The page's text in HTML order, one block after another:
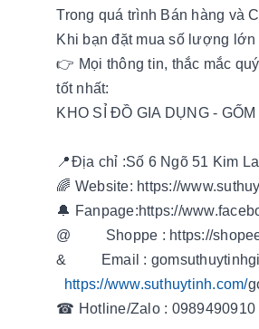
Trong quá trình Bán hàng và
Khi bạn đặt mua số lượng
👉 Mọi thông tin, thắc mắc
tốt nhất:
KHO SỈ ĐỒ GIA DỤNG -
📍Địa chỉ :Số 6 Ngõ 51 Kim
🌈 Website: https://
🔔 Fanpage:https://
@ Shoppe : https://
& Email :
https://www.suthuytinh.com/
☎ Hotline/Zalo : 0989490910